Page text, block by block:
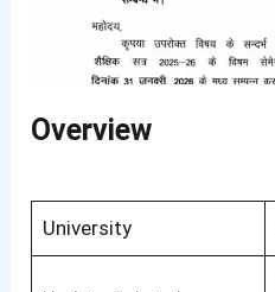
Overview
University